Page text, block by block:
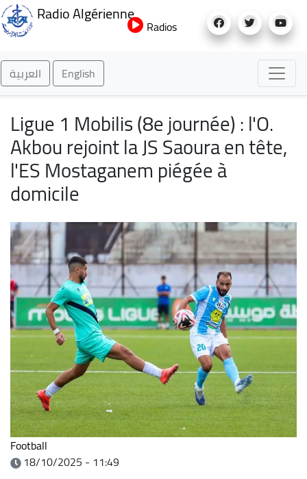
au
Radio Algérienne
Radios
العربية English
Ligue 1 Mobilis (8e journée) : l'O.
Akbou rejoint la JS Saoura en tête,
l'ES Mostaganem piégée à
domicile
Football
18/10/2025 - 11:49